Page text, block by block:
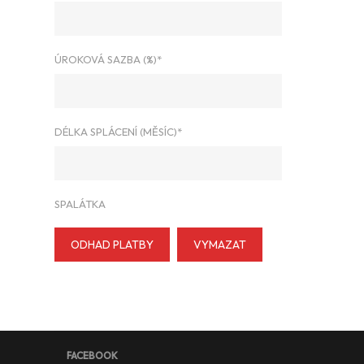
ÚROKOVÁ SAZBA (%)*
DÉLKA SPLÁCENÍ (MĚSÍC)*
SPALÁTKA
ODHAD PLATBY VYMAZAT
FACEBOOK